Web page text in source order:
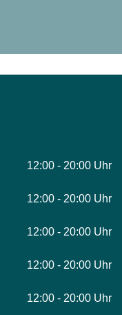
12:00 - 20:00 Uhr
12:00 - 20:00 Uhr
12:00 - 20:00 Uhr
12:00 - 20:00 Uhr
12:00 - 20:00 Uhr